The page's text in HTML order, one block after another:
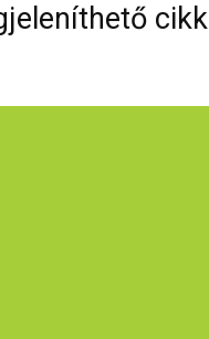
cikk